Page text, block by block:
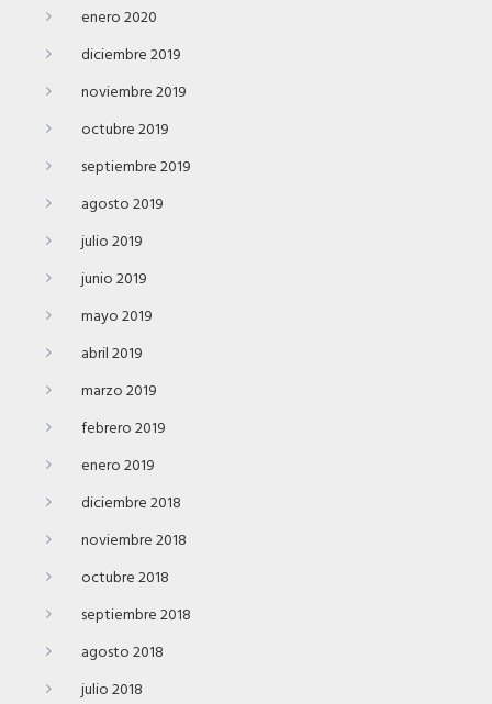
enero 2020
diciembre 2019
noviembre 2019
octubre 2019
septiembre 2019
agosto 2019
julio 2019
junio 2019
mayo 2019
abril 2019
marzo 2019
febrero 2019
enero 2019
diciembre 2018
noviembre 2018
octubre 2018
septiembre 2018
agosto 2018
julio 2018